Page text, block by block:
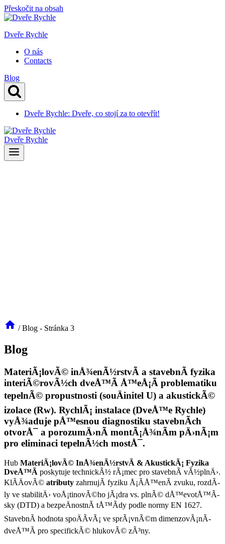
Přeskočit na obsah
Dveře Rychle
O nás
Contacts
Blog
Dveře Rychle: Dveře, co stojí za to otevřít!
Dveře Rychle
/ Blog - Stránka 3
Blog
MateriÃ¡lovÃ© inÅ¾enÃ½rstvÃ­ a stavebnÃ­ fyzika
interiÃ©rovÃ½ch dveÅ™Ã­ Å™eÅ¡Ã­ problematiku
tepelnÃ© propustnosti (souÄinitel U) a akustickÃ©
izolace (Rw). RychlÃ¡ instalace (DveÅ™e Rychle)
vyÅ¾aduje pÅ™esnou diagnostiku stavebnÃ­ch
otvorÅ¯ a porozumÄ›nÃ­ montÃ¡Å¾nÃ­m pÄ›nÃ¡m
pro eliminaci tepelnÃ½ch mostÅ¯.
Hub MateriÃ¡lovÃ© InÅ¾enÃ½rstvÃ­ & AkustickÃ¡ Fyzika
DveÅ™Ã­ poskytuje technickÃ½ rÃ¡mec pro stavebnÃ­ vÃ½plnÄ›.
KlÃ­ÄovÃ© atributy zahrnujÃ­ fyziku Å¡Ã­Å™enÃ­ zvuku, rozdÃ­
ly ve stabilitÄ› voÅ¡tinovÃ©ho jÃ¡dra vs. plnÃ© dÅ™evotÅ™Ã­
sky (DTD) a bezpeÄnostnÃ­ tÅ™Ã­dy podle normy EN 1627.
StavebnÃ­ hodnota spoÄÃ­vÃ¡ ve sprÃ¡vnÃ©m dimenzovÃ¡nÃ­
dveÅ™Ã­ pro specifickÃ© hlukovÃ© zÃ³ny.